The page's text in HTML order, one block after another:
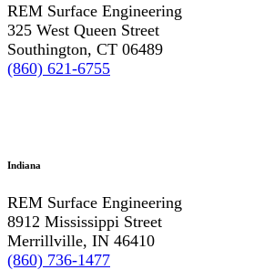
REM Surface Engineering
325 West Queen Street
Southington, CT 06489
(860) 621-6755
Indiana
REM Surface Engineering
8912 Mississippi Street
Merrillville, IN 46410
(860) 736-1477